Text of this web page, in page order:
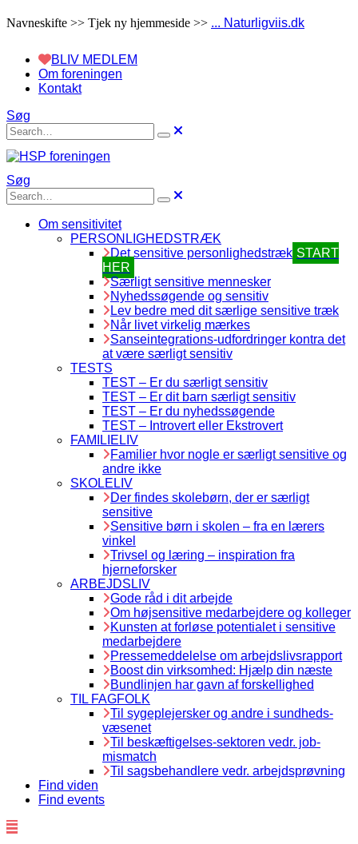
Navneskifte >> Tjek ny hjemmeside >> ... Naturligviis.dk
BLIV MEDLEM
Om foreningen
Kontakt
Søg
Søg
Om sensitivitet
PERSONLIGHEDSTRÆK
Det sensitive personlighedstræk START
HER
Særligt sensitive mennesker
Nyhedssøgende og sensitiv
Lev bedre med dit særlige sensitive træk
Når livet virkelig mærkes
Sanseintegrations-udfordringer kontra det
at være særligt sensitiv
TESTS
TEST – Er du særligt sensitiv
TEST – Er dit barn særligt sensitiv
TEST – Er du nyhedssøgende
TEST – Introvert eller Ekstrovert
FAMILIELIV
Familier hvor nogle er særligt sensitive og
andre ikke
SKOLELIV
Der findes skolebørn, der er særligt
sensitive
Sensitive børn i skolen – fra en lærers
vinkel
Trivsel og læring – inspiration fra
hjerneforsker
ARBEJDSLIV
Gode råd i dit arbejde
Om højsensitive medarbejdere og kolleger
Kunsten at forløse potentialet i sensitive
medarbejdere
Pressemeddelelse om arbejdslivsrapport
Boost din virksomhed: Hjælp din næste
Bundlinjen har gavn af forskellighed
TIL FAGFOLK
Til sygeplejersker og andre i sundheds-
væsenet
Til beskæftigelses-sektoren vedr. job-
mismatch
Til sagsbehandlere vedr. arbejdsprøvning
Find viden
Find events